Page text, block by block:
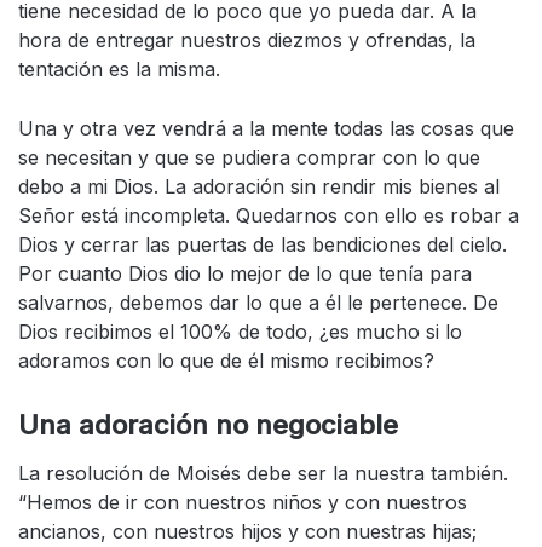
tiene necesidad de lo poco que yo pueda dar. A la
hora de entregar nuestros diezmos y ofrendas, la
tentación es la misma.
Una y otra vez vendrá a la mente todas las cosas que
se necesitan y que se pudiera comprar con lo que
debo a mi Dios. La adoración sin rendir mis bienes al
Señor está incompleta. Quedarnos con ello es robar a
Dios y cerrar las puertas de las bendiciones del cielo.
Por cuanto Dios dio lo mejor de lo que tenía para
salvarnos, debemos dar lo que a él le pertenece. De
Dios recibimos el 100% de todo, ¿es mucho si lo
adoramos con lo que de él mismo recibimos?
Una adoración no negociable
La resolución de Moisés debe ser la nuestra también.
“Hemos de ir con nuestros niños y con nuestros
ancianos, con nuestros hijos y con nuestras hijas;